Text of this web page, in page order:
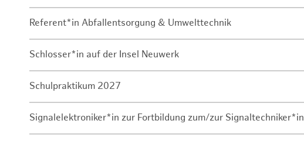
Referent*in Abfallentsorgung & Umwelttechnik
Schlosser*in auf der Insel Neuwerk
Schulpraktikum 2027
Signalelektroniker*in zur Fortbildung zum/zur Signaltechniker*in